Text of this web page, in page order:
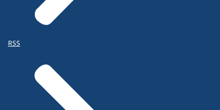
RSS